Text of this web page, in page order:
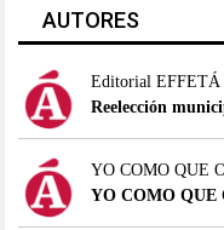
AUTORES
Editorial EFFETÁ
Reelección
YO COMO QUE
YO COMO QUE